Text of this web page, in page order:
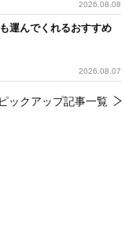
2026.08.08
運んでくれるおすすめ
2026.08.07
ピックアップ記事一覧